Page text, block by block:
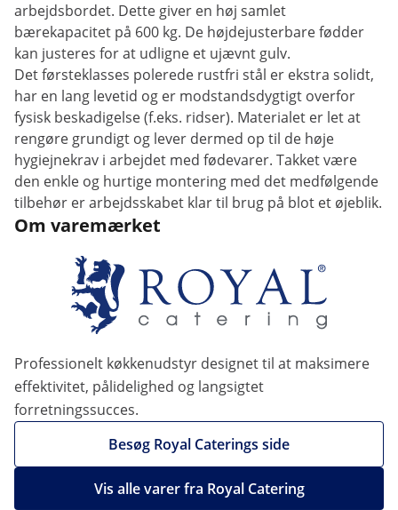
arbejdsbordet. Dette giver en høj samlet
bærekapacitet på 600 kg. De højdejusterbare fødder
kan justeres for at udligne et ujævnt gulv.
Det førsteklasses polerede rustfri stål er ekstra solidt,
har en lang levetid og er modstandsdygtigt overfor
fysisk beskadigelse (f.eks. ridser). Materialet er let at
rengøre grundigt og lever dermed op til de høje
hygiejnekrav i arbejdet med fødevarer. Takket være
den enkle og hurtige montering med det medfølgende
tilbehør er arbejdsskabet klar til brug på blot et øjeblik.
Om varemærket
Professionelt køkkenudstyr designet til at maksimere
effektivitet, pålidelighed og langsigtet
forretningssucces.
Besøg Royal Caterings side
Vis alle varer fra Royal Catering